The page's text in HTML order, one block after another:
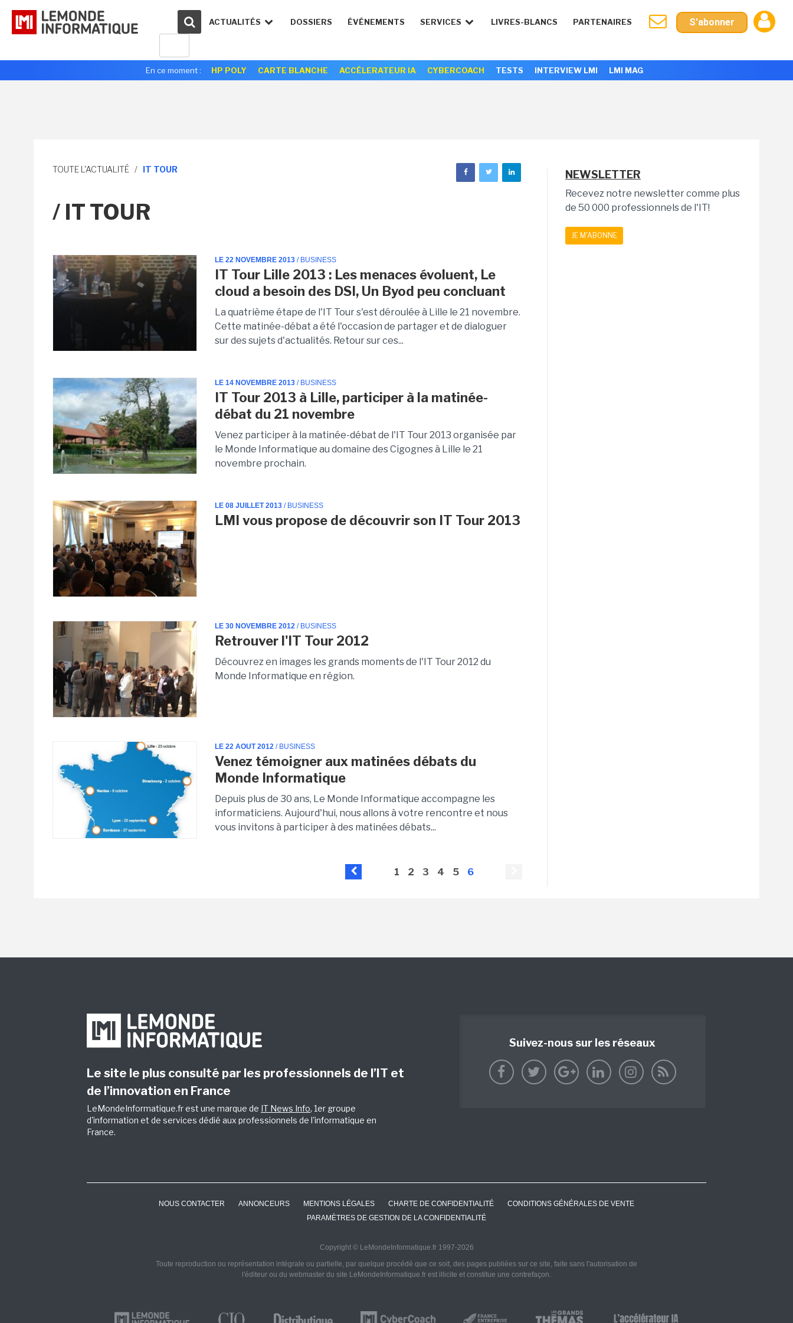
ACTUALITÉS DOSSIERS ÉVÉNEMENTS SERVICES LIVRES-BLANCS PARTENAIRES S'abonner
En ce moment : HP POLY CARTE BLANCHE ACCÉLERATEUR IA CYBERCOACH TESTS INTERVIEW LMI LMI MAG
TOUTE L'ACTUALITÉ / IT TOUR
/ IT TOUR
LE 22 NOVEMBRE 2013 / BUSINESS
IT Tour Lille 2013 : Les menaces évoluent, Le
cloud a besoin des DSI, Un Byod peu concluant
La quatrième étape de l'IT Tour s'est déroulée à Lille le 21 novembre.
Cette matinée-débat a été l'occasion de partager et de dialoguer
sur des sujets d'actualités. Retour sur ces...
LE 14 NOVEMBRE 2013 / BUSINESS
IT Tour 2013 à Lille, participer à la matinée-
débat du 21 novembre
Venez participer à la matinée-débat de l'IT Tour 2013 organisée par
le Monde Informatique au domaine des Cigognes à Lille le 21
novembre prochain.
LE 08 JUILLET 2013 / BUSINESS
LMI vous propose de découvrir son IT Tour 2013
LE 30 NOVEMBRE 2012 / BUSINESS
Retrouver l'IT Tour 2012
Découvrez en images les grands moments de l'IT Tour 2012 du
Monde Informatique en région.
LE 22 AOUT 2012 / BUSINESS
Venez témoigner aux matinées débats du
Monde Informatique
Depuis plus de 30 ans, Le Monde Informatique accompagne les
informaticiens. Aujourd'hui, nous allons à votre rencontre et nous
vous invitons à participer à des matinées débats...
1 2 3 4 5 6
NEWSLETTER
Recevez notre newsletter comme plus
de 50 000 professionnels de l'IT!
JE M'ABONNE
Le site le plus consulté par les professionnels de l’IT et
de l’innovation en France
LeMondeInformatique.fr est une marque de IT News Info, 1er groupe
d'information et de services dédié aux professionnels de l'informatique en
France.
Suivez-nous sur les réseaux
NOUS CONTACTER ANNONCEURS MENTIONS LÉGALES CHARTE DE CONFIDENTIALITÉ
CONDITIONS GÉNÉRALES DE VENTE
PARAMÈTRES DE GESTION DE LA CONFIDENTIALITÉ
Copyright © LeMondeInformatique.fr 1997-2026
Toute reproduction ou représentation intégrale ou partielle, par quelque procédé que ce soit, des pages publiées sur ce site, faite sans l'autorisation de
l'éditeur ou du webmaster du site LeMondeInformatique.fr est illicite et constitue une contrefaçon.